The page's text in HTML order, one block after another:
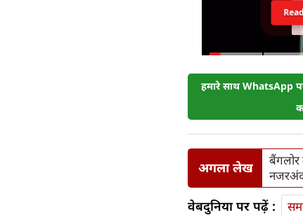
हमारे साथ WhatsApp
अगला लेख
बैंगलोर
वेबदुनिया पर पढ़ें :